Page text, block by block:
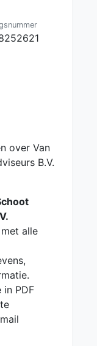
over Van
B.V.
alle
PDF